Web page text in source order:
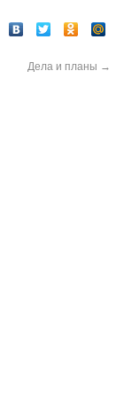
Дела и планы →